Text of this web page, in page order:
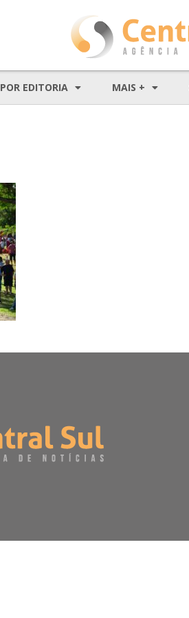
POR EDITORIA MAIS +